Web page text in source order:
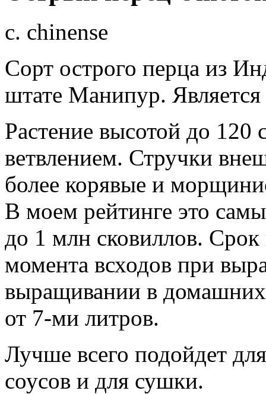
c. chinense
Сорт острого перца из
штате Манипур.
Растение высотой до
ветвлением. Стручки
более корявые и
В моем рейтинге это
до 1 млн сковиллов. Срок
момента всходов при
выращивании в
от 7-ми литров.
Лучше всего подойдет
соусов и для сушки.